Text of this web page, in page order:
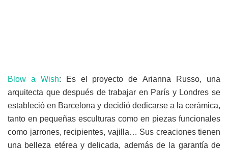
Blow a Wish: Es el proyecto de Arianna Russo, una
arquitecta que después de trabajar en París y Londres se
estableció en Barcelona y decidió dedicarse a la cerámica,
tanto en pequeñas esculturas como en piezas funcionales
como jarrones, recipientes, vajilla… Sus creaciones tienen
una belleza etérea y delicada, además de la garantía de